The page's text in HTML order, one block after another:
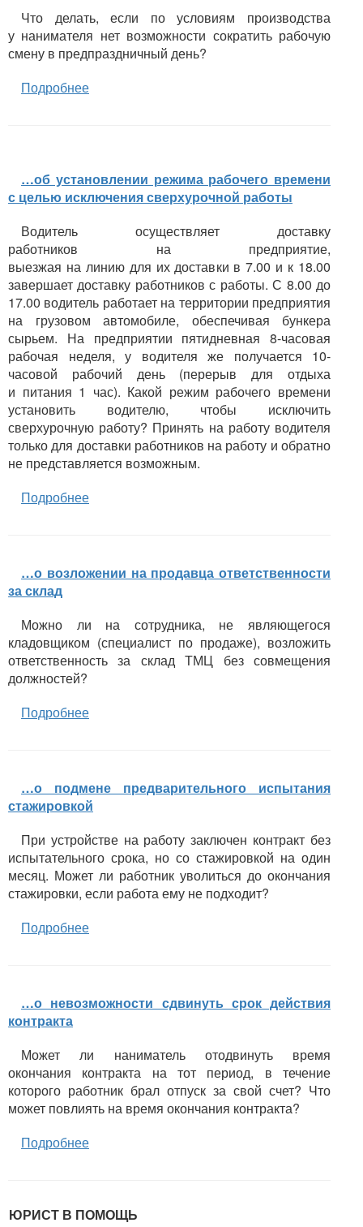
Что делать, если по условиям производства
у нанимателя нет возможности сократить рабочую
смену в предпраздничный день?
Подробнее
…об установлении режима рабочего времени
с целью исключения сверхурочной работы
Водитель осуществляет доставку
работников на предприятие,
выезжая на линию для их доставки в 7.00 и к 18.00
завершает доставку работников с работы. С 8.00 до
17.00 водитель работает на территории предприятия
на грузовом автомобиле, обеспечивая бункера
сырьем. На предприятии пятидневная 8-часовая
рабочая неделя, у водителя же получается 10-
часовой рабочий день (перерыв для отдыха
и питания 1 час). Какой режим рабочего времени
установить водителю, чтобы исключить
сверхурочную работу? Принять на работу водителя
только для доставки работников на работу и обратно
не представляется возможным.
Подробнее
…о возложении на продавца ответственности
за склад
Можно ли на сотрудника, не являющегося
кладовщиком (специалист по продаже), возложить
ответственность за склад ТМЦ без совмещения
должностей?
Подробнее
…о подмене предварительного испытания
стажировкой
При устройстве на работу заключен контракт без
испытательного срока, но со стажировкой на один
месяц. Может ли работник уволиться до окончания
стажировки, если работа ему не подходит?
Подробнее
…о невозможности сдвинуть срок действия
контракта
Может ли наниматель отодвинуть время
окончания контракта на тот период, в течение
которого работник брал отпуск за свой счет? Что
может повлиять на время окончания контракта?
Подробнее
ЮРИСТ В ПОМОЩЬ